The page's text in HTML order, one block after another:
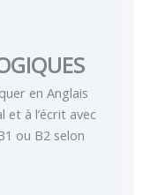
en Anglais
et à l’écrit avec
ou B2 selon